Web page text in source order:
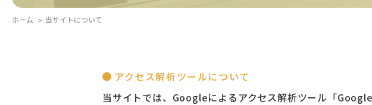
ホーム 当サイトについて
アクセス解析ツールについて
当サイトでは、Googleによるアクセス解析ツール「